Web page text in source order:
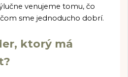
venujeme tomu, čo
sme jednoducho dobrí.
ktorý má